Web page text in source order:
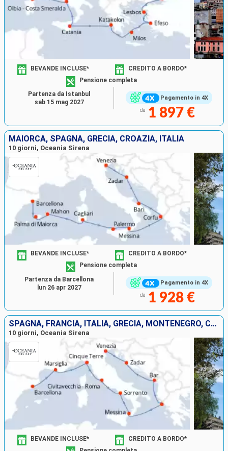
Pagamento in 4X
BEVANDE INCLUSE*
CREDITO A BORDO*
Pensione completa
da 1 897 €
Partenza da Istanbul
sab 15 mag 2027
MAIORCA, SPAGNA, GRECIA, CROAZIA, ITALIA
10 giorni, Oceania Sirena
Pagamento in 4X
BEVANDE INCLUSE*
CREDITO A BORDO*
Pensione completa
da 1 928 €
Partenza da Barcellona
lun 26 apr 2027
SPAGNA, FRANCIA, ITALIA, GRECIA, MONTENEGRO, CROAZIA
10 giorni, Oceania Sirena
BEVANDE INCLUSE*
CREDITO A BORDO*